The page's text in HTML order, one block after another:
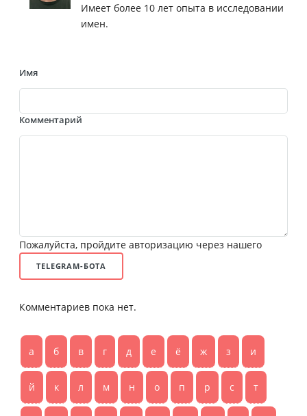
Имеет более 10 лет опыта в исследовании
имен.
Имя
Комментарий
Пожалуйста, пройдите авторизацию через нашего
TELEGRAM-БОТА
Комментариев пока нет.
а б в г д е ё ж з и
й к л м н о п р с т